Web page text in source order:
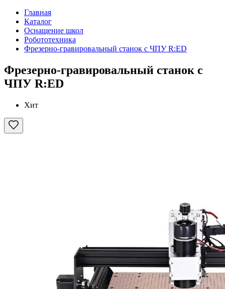
Главная
Каталог
Оснащение школ
Робототехника
Фрезерно-гравировальный станок с ЧПУ R:ED
Фрезерно-гравировальный станок с
ЧПУ R:ED
Хит